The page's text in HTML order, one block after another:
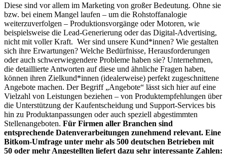
Diese sind vor allem im Marketing von großer Bedeutung. Ohne sie
bzw. bei einem Mangel laufen – um die Rohstoffanalogie
weiterzuverfolgen – Produktionsvorgänge oder Motoren, wie
beispielsweise die Lead-Generierung oder das Digital-Advertising,
nicht mit voller Kraft. Wer sind unsere Kund*innen? Wie gestalten
sich ihre Erwartungen? Welche Bedürfnisse, Herausforderungen
oder auch schwerwiegendere Probleme haben sie? Unternehmen,
die detaillierte Antworten auf diese und ähnliche Fragen haben,
können ihren Zielkund*innen (idealerweise) perfekt zugeschnittene
Angebote machen. Der Begriff „Angebote“ lässt sich hier auf eine
Vielzahl von Leistungen beziehen – von Produktempfehlungen über
die Unterstützung der Kaufentscheidung und Support-Services bis
hin zu Produktanpassungen oder auch speziell abgestimmten
Stellenangeboten. Für Firmen aller Branchen sind
entsprechende Datenverarbeitungen zunehmend relevant. Eine
Bitkom-Umfrage unter mehr als 500 deutschen Betrieben mit
50 oder mehr Angestellten liefert dazu sehr interessante Zahlen: